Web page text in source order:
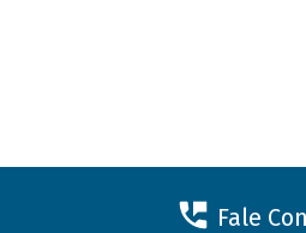
Fale